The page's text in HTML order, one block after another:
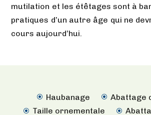
mutilation et les étêtages sont à
pratiques d’un autre âge qui ne
cours aujourd’hui.
\ Haubanage \ Abattage
\ Taille ornementale \